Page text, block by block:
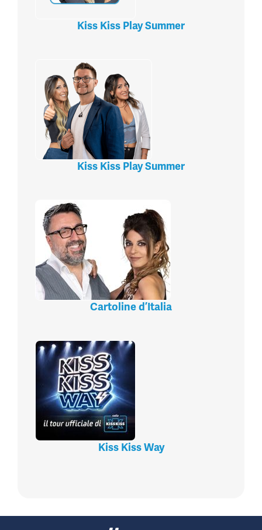
Kiss Kiss Play Summer
Kiss Kiss Play Summer
Cartoline d’Italia
Kiss Kiss Way